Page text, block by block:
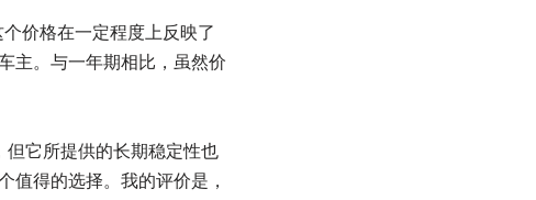
价格在一定程度上反映了
主。与一年期相比，虽然价
它所提供的长期稳定性也
值得的选择。我的评价是，